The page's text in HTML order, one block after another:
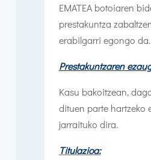
EMATEA botoiaren
prestakuntza
erabilgarri egongo da.
Prestakuntzaren
Kasu bakoitzean,
dituen parte hartzeko
jarraituko dira.
Titulazioa: